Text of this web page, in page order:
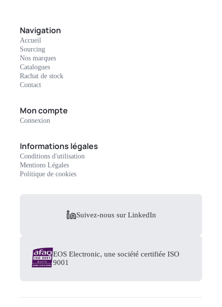
Navigation
Accueil
Sourcing
Nos marques
Catalogues
Rachat de stock
Contact
Mon compte
Connexion
Informations légales
Conditions d'utilisation
Mentions Légales
Politique de cookies
Suivez-nous sur LinkedIn
EOS Electronic, une société certifiée ISO
9001